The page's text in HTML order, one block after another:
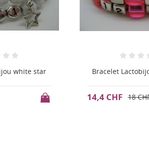
néon rose Bracelet
28 CHF